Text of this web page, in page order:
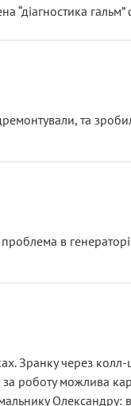
“діагностика
зборі.
Але
не застяг в полі))
загальне
та
в
через колл-
можлива
Олександру: